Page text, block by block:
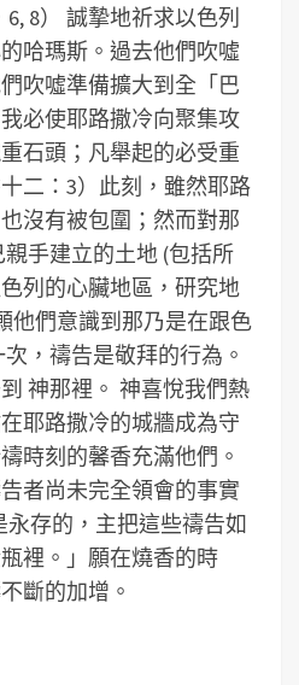
8）
誠摯地祈求以色列
哈瑪斯。過去他們吹噓
吹噓準備擴大到全「巴
必使耶路撒冷向聚集攻
石頭；凡舉起的必受重
二：3）此刻，雖然耶路
沒有被包圍；然而對那
手建立的土地 (包括所
列的心臟地區，研究地
他們意識到那乃是在跟色
，禱告是敬拜的行為。
神那裡。 神喜悅我們熱
耶路撒冷的城牆成為守
時刻的馨香充滿他們。
者尚未完全領會的事實
存的，主把這些禱告如
裡。」願在燒香的時
斷的加增。